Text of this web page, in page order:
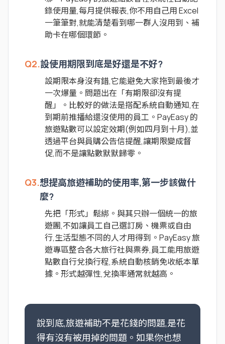
錄使用量,每月提供報表,你不用自己用 Excel
一筆筆對,就能清楚看到哪一群人沒用到、補
助卡在哪個環節。
Q2.設使用期限到底是好還是不好?
設期限本身沒有錯,它能避免大家拖到最後才
一次爆量。問題出在「有期限卻沒有提
醒」。比較好的做法是搭配系統自動通知,在
到期前推播給還沒使用的員工。PayEasy 的
旅遊點數可以設定效期(例如四月到十月),並
透過平台與員購公告信提醒,讓期限變成督
促,而不是讓點數默默歸零。
Q3.想提高旅遊補助的使用率,第一步該做什
麼?
先把「形式」鬆綁。與其只辦一個統一的旅
遊團,不如讓員工自己選訂房、機票或自由
行,生活型態不同的人才用得到。PayEasy 旅
遊專區整合各大旅行社與票券,員工能用旅遊
點數自行兌換行程,系統自動核銷免收紙本單
據。形式越彈性,兌換率通常就越高。
說到底,旅遊補助不是花錢的問題,是花
得有沒有被用掉的問題。如果你也想